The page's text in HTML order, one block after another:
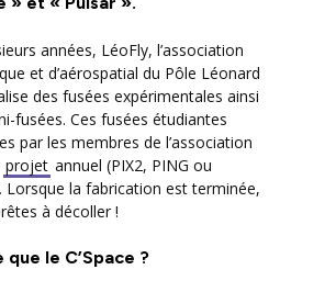
années, LéoFly, l’association
et d’aérospatial du Pôle Léonard
des fusées expérimentales ainsi
fusées. Ces fusées étudiantes
par les membres de l’association
projet annuel (PIX2, PING ou
Lorsque la fabrication est terminée,
à décoller !
que le C’Space ?